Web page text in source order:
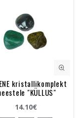
kristallikomplekt
"KÜLLUS"
14.10€